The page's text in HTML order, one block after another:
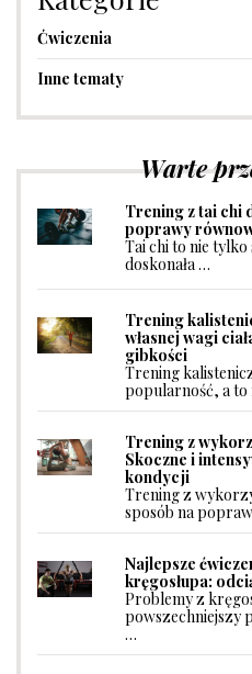
Ćwiczenia
Inne tematy
Warte
Trening z tai chi
poprawy
Tai chi to nie
doskonała …
Trening
własnej wagi
gibkości
Trening
popularność, a to
Trening z
Skoczne i
kondycji
Trening z
sposób na
Najlepsze
kręgosłupa:
Problemy z
powszechniejszy
…